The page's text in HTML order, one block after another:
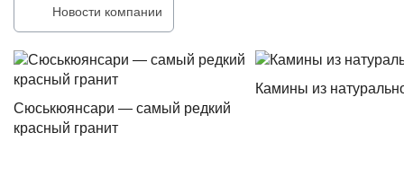
Новости компании
Сюськюянсари — самый редкий
красный гранит
Камины из